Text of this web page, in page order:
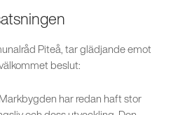
Piteå, tar glädjande emot
beslut:
har redan haft stor